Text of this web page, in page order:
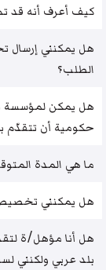
كيف أعرف أنه قد
هل يمكنني إرسال
الطلب؟
هل يمكن لمؤسسة
حكومية أن
ما هي المدة
هل يمكنني
هل أنا مؤهل/ة
بلد عربي ولكنني